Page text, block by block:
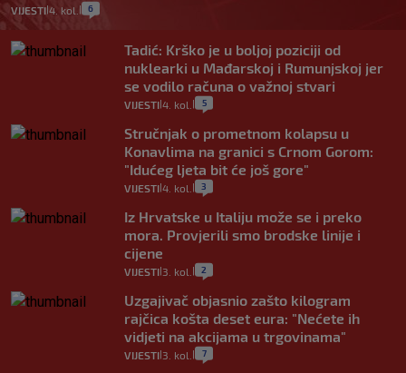
VIJESTI 4. kol. 6
Tadić: Krško je u boljoj poziciji od
nuklearki u Mađarskoj i Rumunjskoj jer
se vodilo računa o važnoj stvari
VIJESTI 4. kol. 5
Stručnjak o prometnom kolapsu u
Konavlima na granici s Crnom Gorom:
"Idućeg ljeta bit će još gore"
VIJESTI 4. kol. 3
Iz Hrvatske u Italiju može se i preko
mora. Provjerili smo brodske linije i
cijene
VIJESTI 3. kol. 2
Uzgajivač objasnio zašto kilogram
rajčica košta deset eura: "Nećete ih
vidjeti na akcijama u trgovinama"
VIJESTI 3. kol. 7